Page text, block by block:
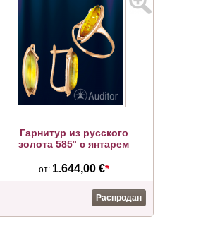
Гарнитур из русского
золота 585° с янтарем
от: 1.644,00 €*
Распродан